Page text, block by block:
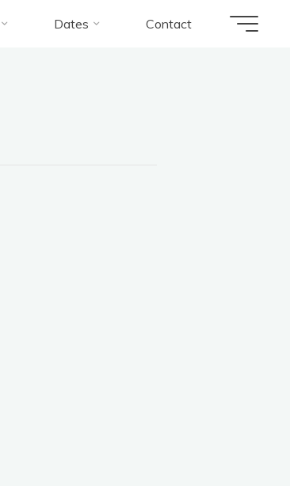
Dates Contact